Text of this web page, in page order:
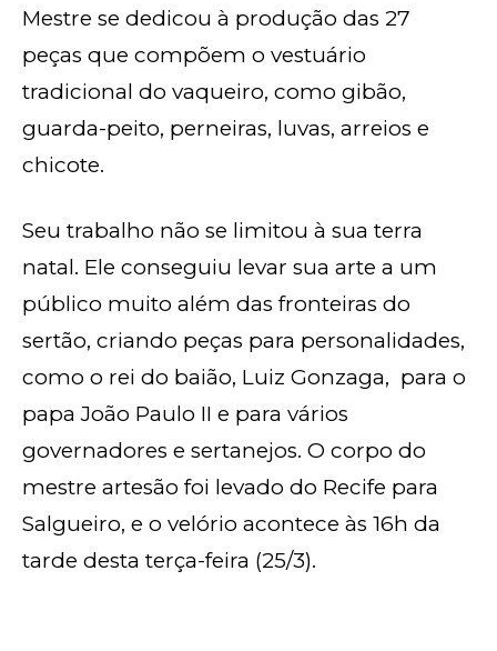
Mestre se dedicou à produção das 27
peças que compõem o vestuário
tradicional do vaqueiro, como gibão,
guarda-peito, perneiras, luvas, arreios e
chicote.
Seu trabalho não se limitou à sua terra
natal. Ele conseguiu levar sua arte a um
público muito além das fronteiras do
sertão, criando peças para personalidades,
como o rei do baião, Luiz Gonzaga, para o
papa João Paulo II e para vários
governadores e sertanejos. O corpo do
mestre artesão foi levado do Recife para
Salgueiro, e o velório acontece às 16h da
tarde desta terça-feira (25/3).